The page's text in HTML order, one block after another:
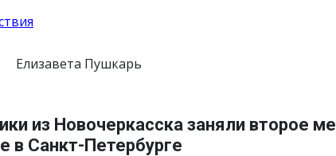
Елизавета Пушкарь
из Новочеркасска заняли второе
в Санкт-Петербурге